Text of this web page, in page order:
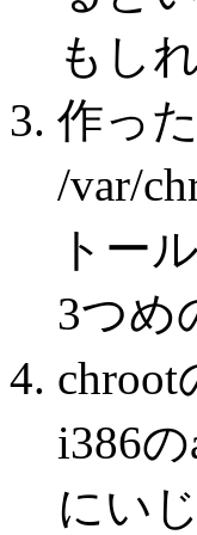
もし
作っ
/var/
トー
3つめ
chroot
i386
にい